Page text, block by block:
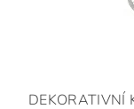
DEKORATIVNÍ